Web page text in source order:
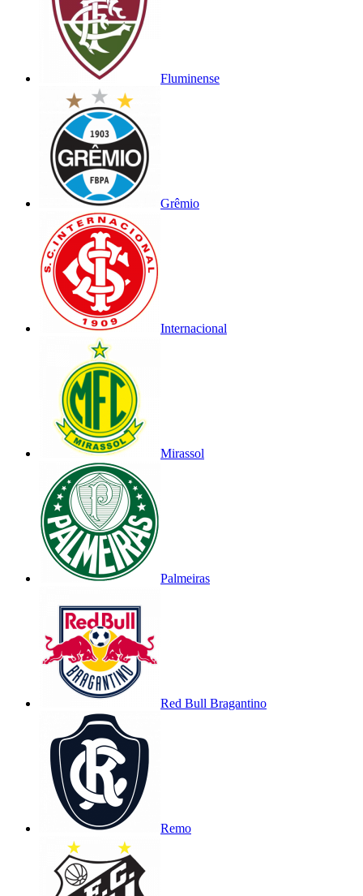
Fluminense
Grêmio
Internacional
Mirassol
Palmeiras
Red Bull Bragantino
Remo